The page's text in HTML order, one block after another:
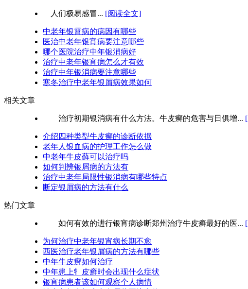
人们极易感冒... [阅读全文]
中老年银霄病的病因有哪些
医治中老年银宵病要注意哪些
哪个医院治疗中年银消病好
治疗中老年银宵病怎么才有效
治疗中年银消病要注意哪些
寒冬治疗中老年银屑病效果如何
相关文章
治疗初期银消病有什么方法。牛皮癣的危害与日俱增...
介绍四种类型牛皮癣的诊断依据
老年人银血病的护理工作怎么做
中老年牛皮藓可以治疗吗
如何判辨银屑病的方法有
治疗中老年局限性银消病有哪些特点
断定银屑病的方法有什么
热门文章
如何有效的进行银宵病诊断郑州治疗牛皮癣最好的医...
为何治疗中老年银宵病长期不愈
西医治疗老年银屑病的方法有哪些
中年牛皮癣如何治疗
中年患上牜皮癣时会出现什么症状
银宵病患者该如何观察个人病情